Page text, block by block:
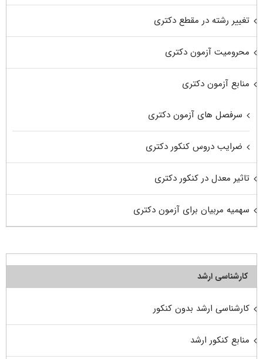
تغییر رشته در مقطع دکتری
محرومیت آزمون دکتری
منابع آزمون دکتری
سرفصل های آزمون دکتری
ضرایب دروس کنکور دکتری
تاثیر معدل در کنکور دکتری
سهمیه مربیان برای آزمون دکتری
کارشناسی ارشد
کارشناسی ارشد بدون کنکور
منابع کنکور ارشد